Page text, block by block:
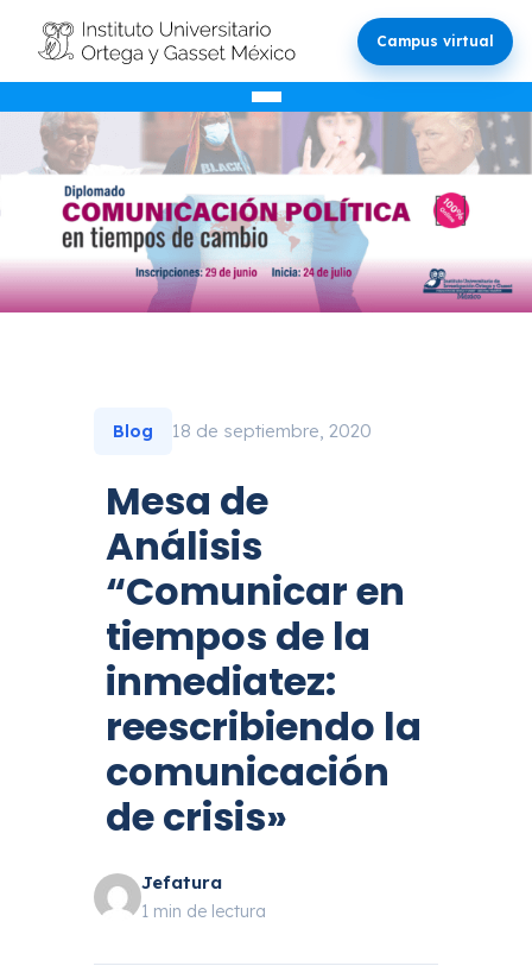
Campus virtual
Blog 18 de septiembre, 2020
Mesa de
Análisis
“Comunicar en
tiempos de la
inmediatez:
reescribiendo la
comunicación
de crisis»
Jefatura
1 min de lectura